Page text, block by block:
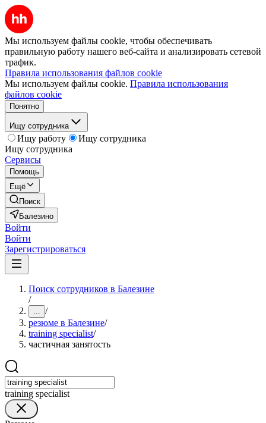
Мы используем файлы cookie, чтобы обеспечивать
правильную работу нашего веб-сайта и анализировать сетевой
трафик.
Правила использования файлов cookie
Мы используем файлы cookie. Правила использования
файлов cookie
Понятно
Ищу сотрудника
Ищу работу
Ищу сотрудника
Ищу сотрудника
Сервисы
Помощь
Ещё
Поиск
Балезино
Войти
Войти
Зарегистрироваться
Поиск сотрудников в Балезине
/
... /
резюме в Балезине/
training specialist/
частичная занятость
training specialist